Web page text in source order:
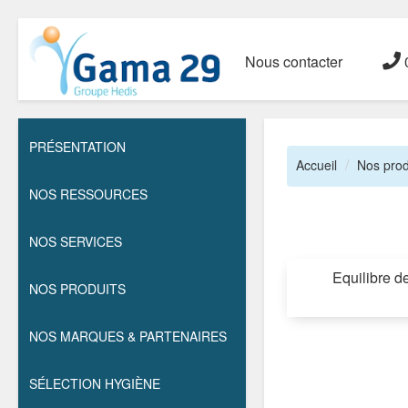
Nous contacter
PRÉSENTATION
NOS RESSOURCES
NOS SERVICES
NOS PRODUITS
NOS MARQUES & PARTENAIRES
SÉLECTION HYGIÈNE
Accueil Nos
Equilibre